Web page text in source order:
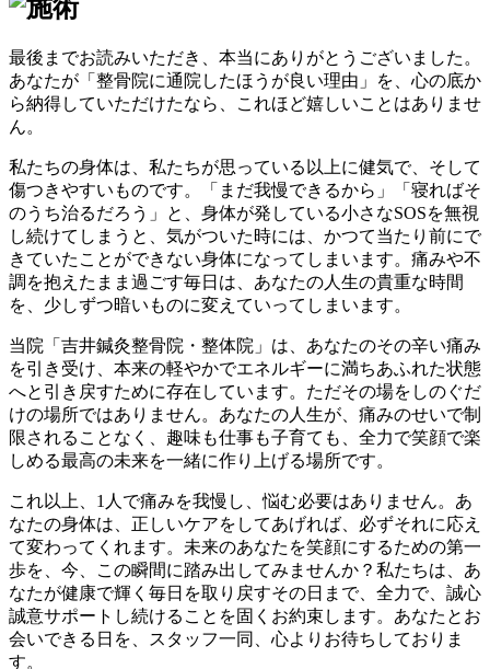
最後までお読みいただき、本当にありがとうございました。
あなたが「整骨院に通院したほうが良い理由」を、心の底か
ら納得していただけたなら、これほど嬉しいことはありませ
ん。
私たちの身体は、私たちが思っている以上に健気で、そして
傷つきやすいものです。「まだ我慢できるから」「寝ればそ
のうち治るだろう」と、身体が発している小さなSOSを無視
し続けてしまうと、気がついた時には、かつて当たり前にで
きていたことができない身体になってしまいます。痛みや不
調を抱えたまま過ごす毎日は、あなたの人生の貴重な時間
を、少しずつ暗いものに変えていってしまいます。
当院「吉井鍼灸整骨院・整体院」は、あなたのその辛い痛み
を引き受け、本来の軽やかでエネルギーに満ちあふれた状態
へと引き戻すために存在しています。ただその場をしのぐだ
けの場所ではありません。あなたの人生が、痛みのせいで制
限されることなく、趣味も仕事も子育ても、全力で笑顔で楽
しめる最高の未来を一緒に作り上げる場所です。
これ以上、1人で痛みを我慢し、悩む必要はありません。あ
なたの身体は、正しいケアをしてあげれば、必ずそれに応え
て変わってくれます。未来のあなたを笑顔にするための第一
歩を、今、この瞬間に踏み出してみませんか？私たちは、あ
なたが健康で輝く毎日を取り戻すその日まで、全力で、誠心
誠意サポートし続けることを固くお約束します。あなたとお
会いできる日を、スタッフ一同、心よりお待ちしておりま
す。